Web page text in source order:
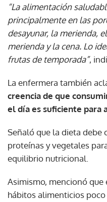
“La alimentación
principalmente en las
desayunar, la merienda,
merienda y la cena. Lo
frutas de temporada”,
La enfermera también
creencia de que
el día es suficiente
Señaló que la dieta debe
proteínas y vegetales
equilibrio nutricional.
Asimismo, mencionó
hábitos alimenticios